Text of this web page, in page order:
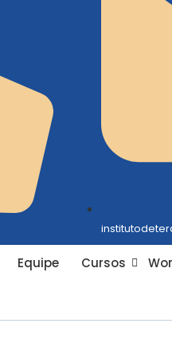
Equipe Cursos